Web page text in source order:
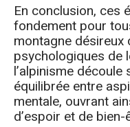
En conclusion, ces
fondement pour
montagne désireux
psychologiques de
l’alpinisme découle
équilibrée entre
mentale, ouvrant
d’espoir et de bien-